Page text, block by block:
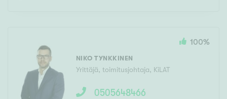
100%
NIKO TYNKKINEN
Yrittäjä, toimitusjohtaja, KiLAT
0505648466